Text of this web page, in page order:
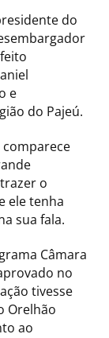
do
e
do Pajeú.
comparece
o
ele tenha
sua fala.
Câmara
no
tivesse
Orelhão
ao